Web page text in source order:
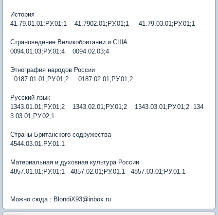
История
41.79.01.01;РУ.01;1 41.7902.01;РУ.01;1 41.79.03.01;РУ.01;1
Страноведение Великобритании и США
0094.01.03;РУ.01;4 0094.02.03;4
Этнография народов России
0187.01.01;РУ.01;2 0187.02.01;РУ.01;2
Русский язык
1343.01.01;РУ.01;2 1343.02.01;РУ.01;2 1343.03.01;РУ.01;2 134
3.03.01;РУ.02;1
Страны Британского содружества
4544.03.01.РУ.01.1
Материальная и духовная культура России
4857.01.01;РУ.01;1 4857.02.01;РУ.01.1 4857.03.01;РУ.01.1
Можно сюда : BlondiX93@inbox.ru